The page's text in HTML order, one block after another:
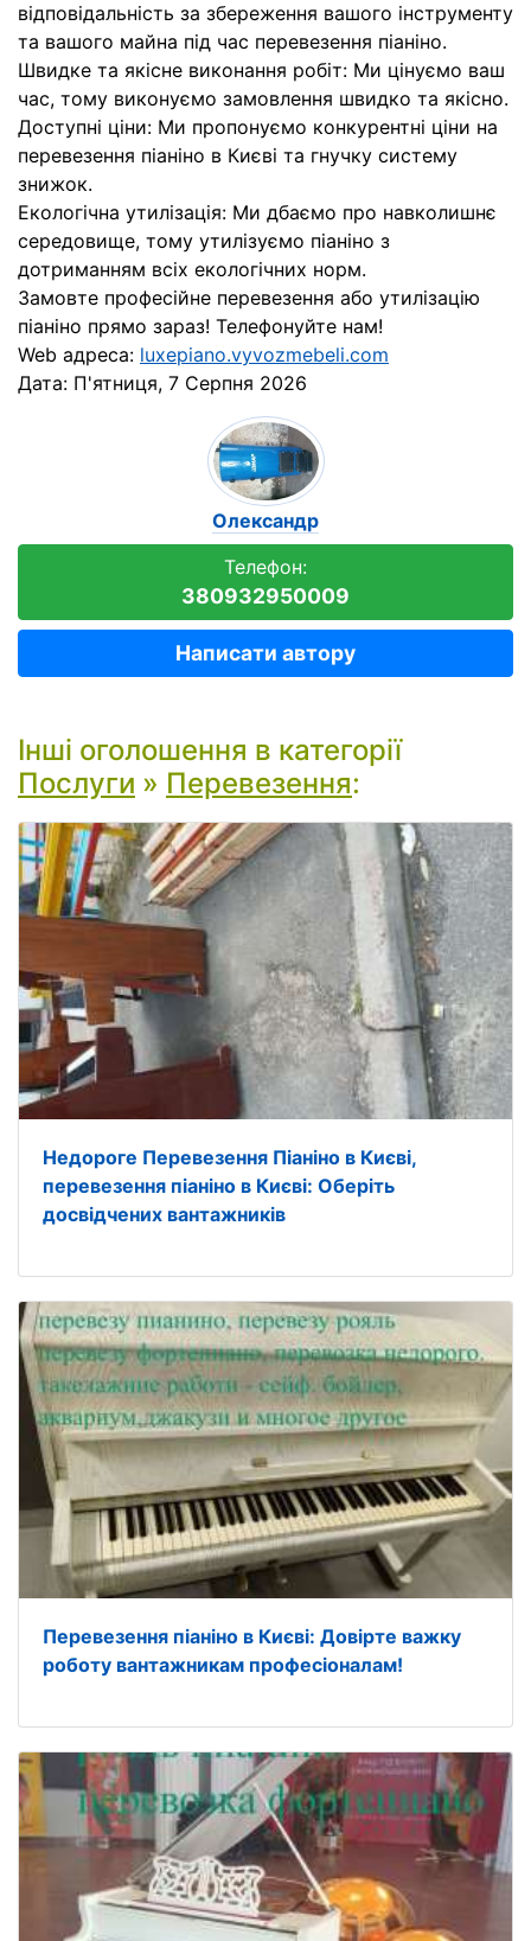
відповідальність за збереження вашого інструменту
та вашого майна під час перевезення піаніно.
Швидке та якісне виконання робіт: Ми цінуємо ваш
час, тому виконуємо замовлення швидко та якісно.
Доступні ціни: Ми пропонуємо конкурентні ціни на
перевезення піаніно в Києві та гнучку систему
знижок.
Екологічна утилізація: Ми дбаємо про навколишнє
середовище, тому утилізуємо піаніно з
дотриманням всіх екологічних норм.
Замовте професійне перевезення або утилізацію
піаніно прямо зараз! Телефонуйте нам!
Web адреса: luxepiano.vyvozmebeli.com
Дата: П'ятниця, 7 Серпня 2026
Олександр
Телефон:
380932950009
Написати автору
Інші оголошення в категорії
Послуги » Перевезення:
Недороге Перевезення Піаніно в Києві,
перевезення піаніно в Києві: Оберіть
досвідчених вантажників
Перевезення піаніно в Києві: Довірте важку
роботу вантажникам професіоналам!